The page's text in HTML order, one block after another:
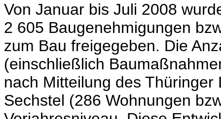
Von Januar bis Juli 2008
2 605 Baugenehmigungen
zum Bau freigegeben. Die
(einschließlich
nach Mitteilung des
Sechstel (286 Wohnungen